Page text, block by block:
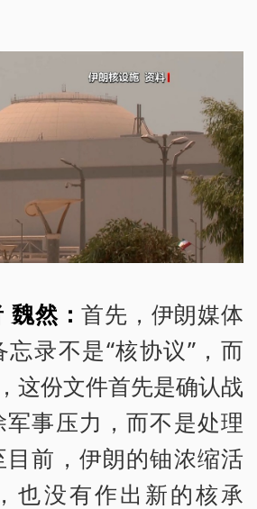
魏然：首先，伊朗媒体
录不是“核协议”，而
这份文件首先是确认战
事压力，而不是处理
前，伊朗的铀浓缩活
也没有作出新的核承